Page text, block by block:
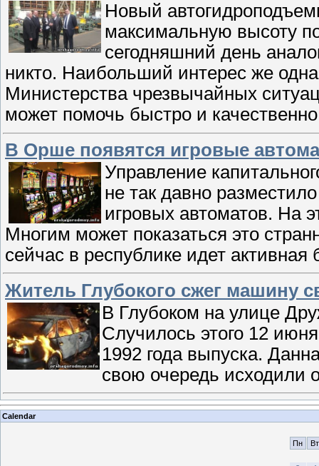
Новый
максимальную высоту
сегодняшний день
никто. Наибольший интерес же
Министерства чрезвычайных
может помочь быстро и
В Орше появятся игровые
Управление
не так давно
игровых автоматов. На
Многим может показаться это
сейчас в республике идет
Житель Глубокого сжег машину
В Глубоком на улице
Случилось этого 12
1992 года выпуска.
свою очередь исходили
Calendar
Пн Вт